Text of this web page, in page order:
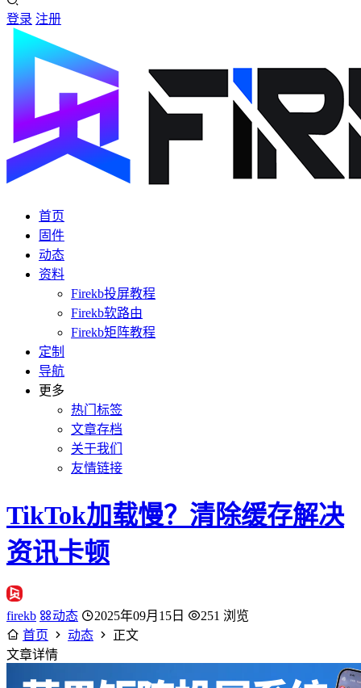
登录 注册
首页
固件
动态
资料
Firekb投屏教程
Firekb软路由
Firekb矩阵教程
定制
导航
更多
热门标签
文章存档
关于我们
友情链接
TikTok加载慢？清除缓存解决
资讯卡顿
firekb 动态 2025年09月15日
251 浏览
首页
动态
正文
文章详情